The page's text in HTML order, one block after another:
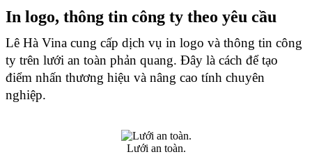
In logo, thông tin công ty theo yêu cầu
Lê Hà Vina cung cấp dịch vụ in logo và thông tin công
ty trên lưới an toàn phản quang. Đây là cách để tạo
điểm nhấn thương hiệu và nâng cao tính chuyên
nghiệp.
Lưới an toàn.